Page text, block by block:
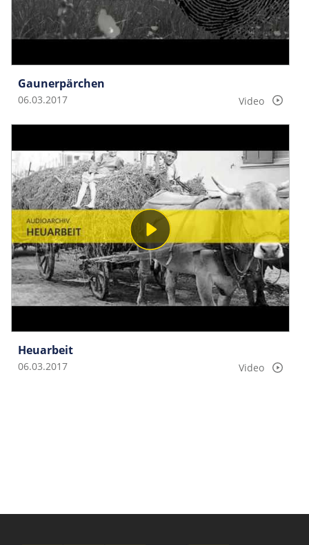
Gaunerpärchen
06.03.2017 Video
Heuarbeit
06.03.2017 Video